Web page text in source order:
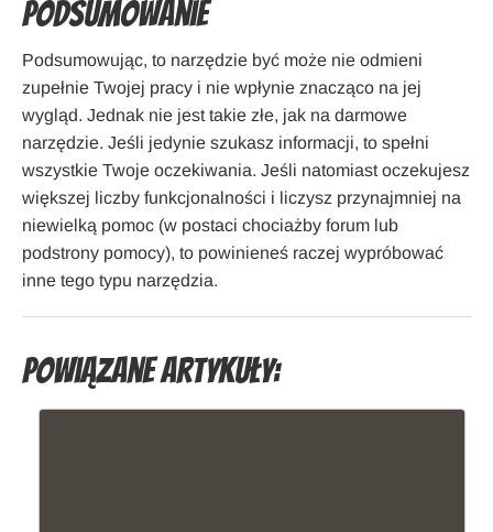
Podsumowanie
Podsumowując, to narzędzie być może nie odmieni
zupełnie Twojej pracy i nie wpłynie znacząco na jej
wygląd. Jednak nie jest takie złe, jak na darmowe
narzędzie. Jeśli jedynie szukasz informacji, to spełni
wszystkie Twoje oczekiwania. Jeśli natomiast oczekujesz
większej liczby funkcjonalności i liczysz przynajmniej na
niewielką pomoc (w postaci chociażby forum lub
podstrony pomocy), to powinieneś raczej wypróbować
inne tego typu narzędzia.
Powiązane artykuły: